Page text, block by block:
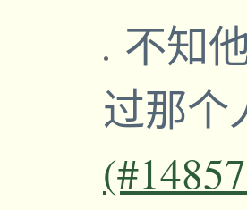
不知
过那个